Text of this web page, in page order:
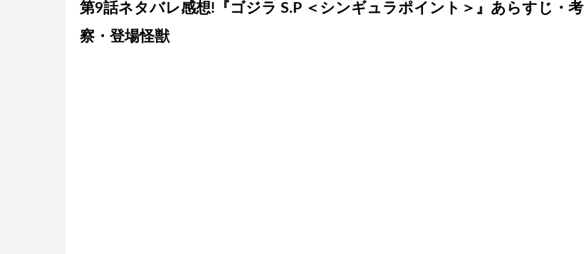
第9話ネタバレ感想!『ゴジラ S.P ＜シンギュラポイント＞』あらすじ・考
察・登場怪獣